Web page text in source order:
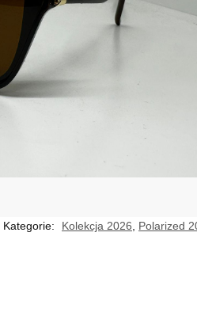
Kategorie: Kolekcja 2026, Polarized